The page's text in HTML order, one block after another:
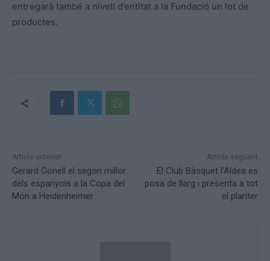
entregarà també a nivell d’entitat a la Fundació un lot de
productes.
Article anterior
Gerard Gonell el segon millor
dels espanyols a la Copa del
Món a Heidenheimer
Article següent
El Club Bàsquet l’Aldea es
posa de llarg i presenta a tot
el planter